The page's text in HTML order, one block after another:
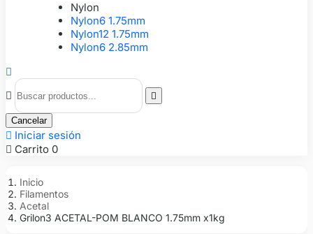
Nylon
Nylon6 1.75mm
Nylon12 1.75mm
Nylon6 2.85mm



Cancelar
 Iniciar sesión
 Carrito 0
Inicio
Filamentos
Acetal
Grilon3 ACETAL-POM BLANCO 1.75mm x1kg